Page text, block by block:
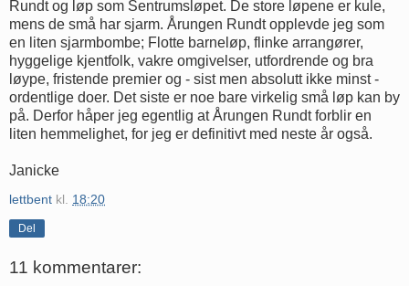
Rundt og løp som Sentrumsløpet. De store løpene er kule,
mens de små har sjarm. Årungen Rundt opplevde jeg som
en liten sjarmbombe; Flotte barneløp, flinke arrangører,
hyggelige kjentfolk, vakre omgivelser, utfordrende og bra
løype, fristende premier og - sist men absolutt ikke minst -
ordentlige doer. Det siste er noe bare virkelig små løp kan by
på. Derfor håper jeg egentlig at Årungen Rundt forblir en
liten hemmelighet, for jeg er definitivt med neste år også.
Janicke
lettbent kl. 18:20
Del
11 kommentarer: